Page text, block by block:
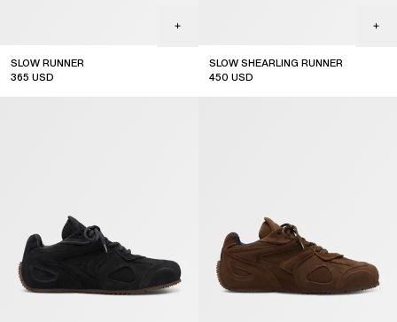
SLOW RUNNER
365 USD
SLOW SHEARLING RUNNER
450 USD